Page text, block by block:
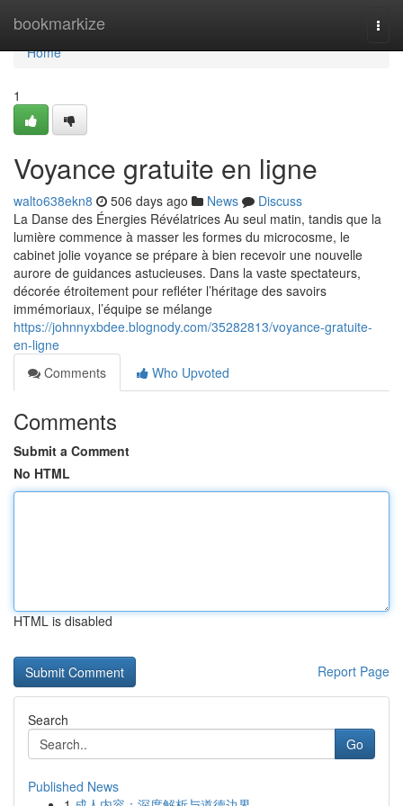
bookmarkize
Home
Home
1
Voyance gratuite en ligne
walto638ekn8 506 days ago News
Discuss
La Danse des Énergies Révélatrices Au seul matin, tandis que la
lumière commence à masser les formes du microcosme, le
cabinet jolie voyance se prépare à bien recevoir une nouvelle
aurore de guidances astucieuses. Dans la vaste spectateurs,
décorée étroitement pour refléter l’héritage des savoirs
immémoriaux, l’équipe se mélange
https://johnnyxbdee.blognody.com/35282813/voyance-gratuite-
en-ligne
Comments
Who Upvoted
Comments
Submit a Comment
No HTML
HTML is disabled
Report Page
Search
Go
Published News